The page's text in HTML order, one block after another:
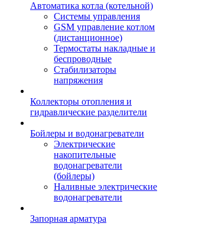
Автоматика котла (котельной)
Системы управления
GSM управление котлом
(дистанционное)
Термостаты накладные и
беспроводные
Стабилизаторы
напряжения
Коллекторы отопления и
гидравлические разделители
Бойлеры и водонагреватели
Электрические
накопительные
водонагреватели
(бойлеры)
Наливные электрические
водонагреватели
Запорная арматура